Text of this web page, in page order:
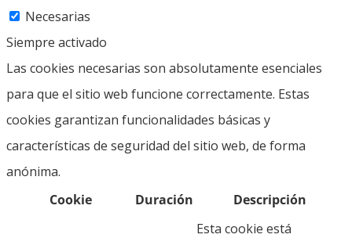
Necesarias
Siempre activado
Las cookies necesarias son absolutamente esenciales
para que el sitio web funcione correctamente. Estas
cookies garantizan funcionalidades básicas y
características de seguridad del sitio web, de forma
anónima.
Cookie
Duración Descripción
Esta cookie está